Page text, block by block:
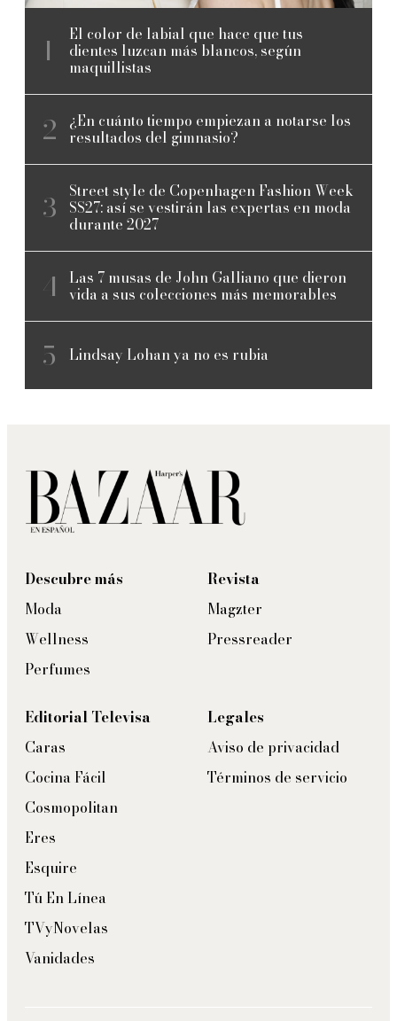
El color de labial que hace que tus
dientes luzcan más blancos, según
maquillistas
¿En cuánto tiempo empiezan a notarse los
resultados del gimnasio?
Street style de Copenhagen Fashion Week
SS27: así se vestirán las expertas en moda
durante 2027
Las 7 musas de John Galliano que dieron
vida a sus colecciones más memorables
Lindsay Lohan ya no es rubia
Descubre más
Moda
Wellness
Perfumes
Revista
Magzter
Pressreader
Editorial Televisa
Caras
Cocina Fácil
Cosmopolitan
Eres
Esquire
Tú En Línea
TVyNovelas
Vanidades
Legales
Aviso de privacidad
Términos de servicio